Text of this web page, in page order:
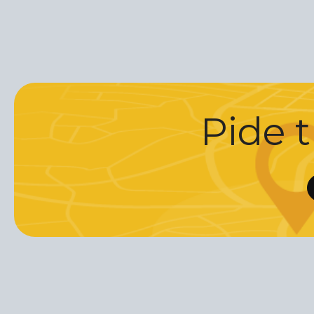
Pide